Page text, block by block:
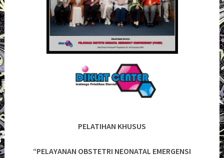
PELATIHAN KHUSUS
“PELAYANAN OBSTETRI NEONATAL EMERGENSI